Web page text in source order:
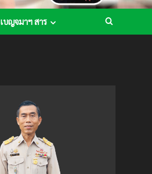
เบญจมาฯ สาร